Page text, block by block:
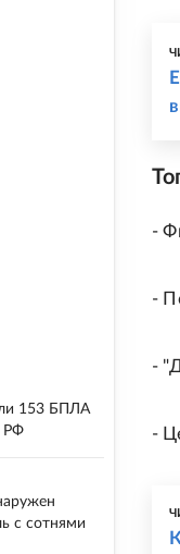
-
-
-
-
153 БПЛА
РФ
с сотнями